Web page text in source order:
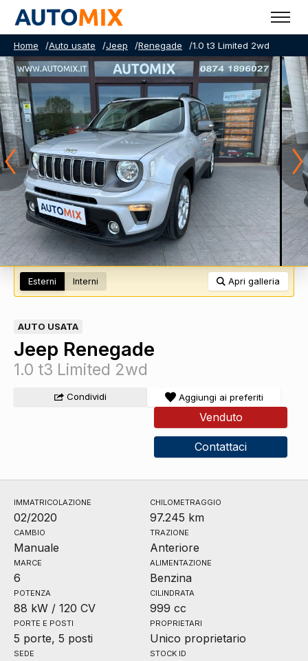
Home /Auto usate /Jeep /Renegade /1.0 t3 Limited 2wd
Esterni Interni Apri galleria
AUTO USATA
Jeep Renegade
1.0 t3 Limited 2wd
Condividi Aggiungi ai preferiti
Venduto
Contattaci
IMMATRICOLAZIONE
02/2020
CHILOMETRAGGIO
97.245 km
CAMBIO
Manuale
TRAZIONE
Anteriore
MARCE
6
ALIMENTAZIONE
Benzina
POTENZA
88 kW / 120 CV
CILINDRATA
999 cc
PORTE E POSTI
5 porte, 5 posti
PROPRIETARI
Unico proprietario
SEDE STOCK ID